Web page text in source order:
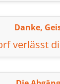
Danke,
verlässt